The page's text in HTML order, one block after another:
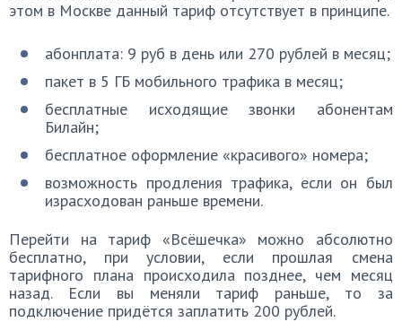
этом в Москве данный тариф отсутствует в принципе.
абонплата: 9 руб в день или 270 рублей в месяц;
пакет в 5 ГБ мобильного трафика в месяц;
бесплатные исходящие звонки абонентам
Билайн;
бесплатное оформление «красивого» номера;
возможность продления трафика, если он был
израсходован раньше времени.
Перейти на тариф «Всёшечка» можно абсолютно
бесплатно, при условии, если прошлая смена
тарифного плана происходила позднее, чем месяц
назад. Если вы меняли тариф раньше, то за
подключение придётся заплатить 200 рублей.